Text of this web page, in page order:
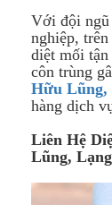
Với đội ngũ
nghiệp,
diệt mối
côn trùng
Hữu Lũng​,
hàng dịch
Liên Hệ
Lũng​,